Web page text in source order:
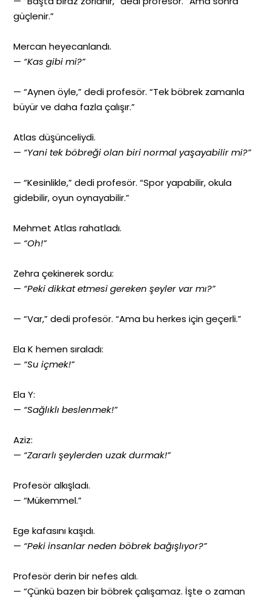
güçlenir.”
Mercan heyecanlandı.
— “Kas gibi mi?”
— “Aynen öyle,” dedi profesör. “Tek böbrek zamanla
büyür ve daha fazla çalışır.”
Atlas düşünceliydi.
— “Yani tek böbreği olan biri normal yaşayabilir mi?”
— “Kesinlikle,” dedi profesör. “Spor yapabilir, okula
gidebilir, oyun oynayabilir.”
Mehmet Atlas rahatladı.
— “Oh!”
Zehra çekinerek sordu:
— “Peki dikkat etmesi gereken şeyler var mı?”
— “Var,” dedi profesör. “Ama bu herkes için geçerli.”
Ela K hemen sıraladı:
— “Su içmek!”
Ela Y:
— “Sağlıklı beslenmek!”
Aziz:
— “Zararlı şeylerden uzak durmak!”
Profesör alkışladı.
— “Mükemmel.”
Ege kafasını kaşıdı.
— “Peki insanlar neden böbrek bağışlıyor?”
Profesör derin bir nefes aldı.
— “Çünkü bazen bir böbrek çalışamaz. İşte o zaman